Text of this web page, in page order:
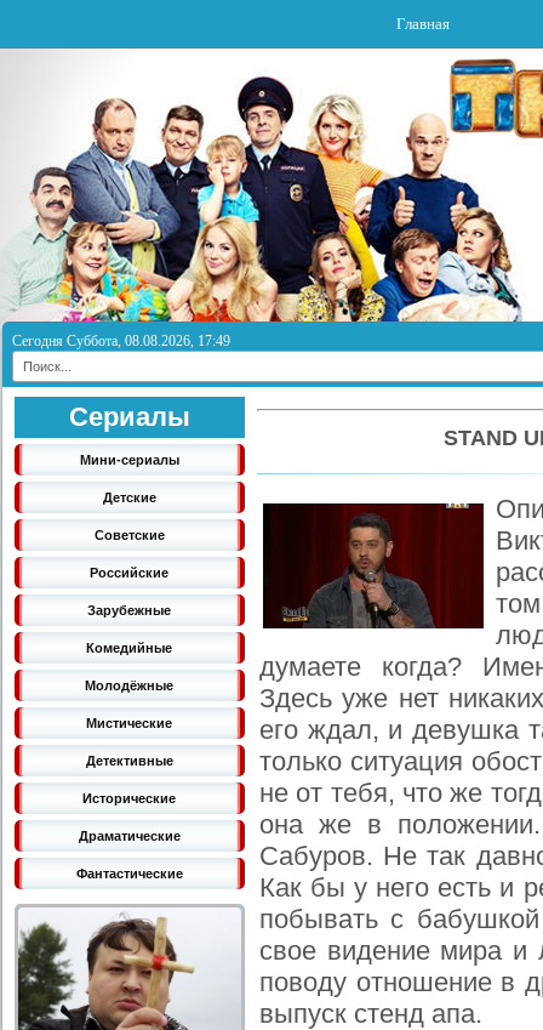
Главная
Сегодня Суббота, 08.08.2026, 17:49
Сериалы
Мини-сериалы
Детские
Советские
Российские
Зарубежные
Комедийные
Молодёжные
Мистические
Детективные
Исторические
Драматические
Фантастические
STAND
думаете когда?
Здесь уже нет
его ждал, и девушка
только ситуация
не от тебя, что же
она же в
Сабуров. Не так
Как бы у него есть и
побывать с
свое видение мира и
поводу отношение в
выпуск стенд апа.